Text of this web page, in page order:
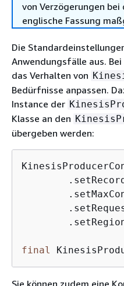
von Verzögerungen
englische Fassung
Die
Anwendungsfälle aus.
das Verhalten von
Bedürfnisse anpassen.
Instance der
Klasse an den
übergeben werden:
final
Sie können zudem eine